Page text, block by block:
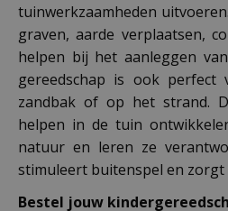
tuinwerkzaamheden
graven, aarde verplaatsen,
helpen bij het aanleggen
gereedschap is ook
zandbak of op het strand.
helpen in de tuin
natuur en leren ze
stimuleert buitenspel en
Bestel jouw